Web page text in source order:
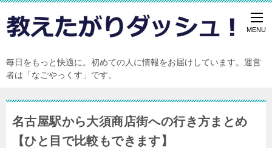
毎日をもっと快適に。初めての人に情報をお届けしています。運営
者は「なごやっくす」です。
名古屋駅から大須商店街への行き方まとめ
【ひと目で比較もできます】